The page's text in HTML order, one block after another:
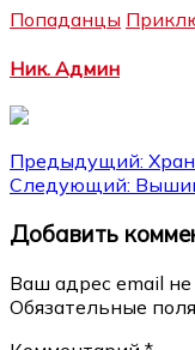
Попаданцы
Ник. Админ
Навигация
по
записям
Предыдущий:
Следующий:
Добавить
Ваш адрес email не
Обязательные